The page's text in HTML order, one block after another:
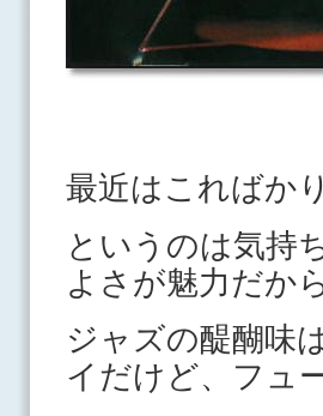
最近はこればかり
というのは気持
よさが魅力だから
ジャズの醍醐味
イだけど、フュ